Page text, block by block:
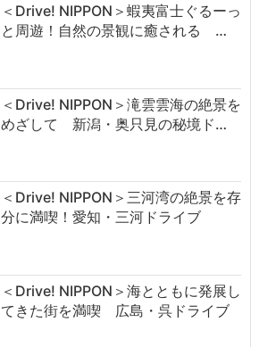
＜Drive! NIPPON＞蝦夷富士ぐるーっ
と周遊！自然の景観に癒される …
＜Drive! NIPPON＞滝雲雲海の絶景を
めざして 新潟・奥只見の秘境ド…
＜Drive! NIPPON＞三河湾の絶景を存
分に満喫！愛知・三河ドライブ
＜Drive! NIPPON＞海とともに発展し
てきた街を満喫 広島・呉ドライブ